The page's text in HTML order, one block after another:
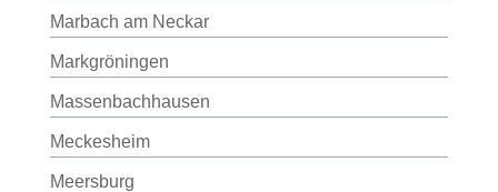
Marbach am Neckar
Markgröningen
Massenbachhausen
Meckesheim
Meersburg